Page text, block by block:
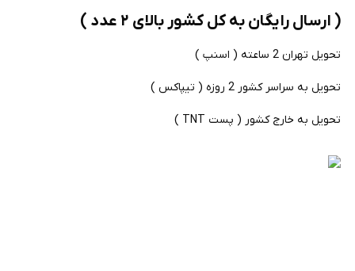
( ارسال رایگان به کل کشور بالای ۲ عدد )
تحویل تهران 2 ساعته ( اسنپ )
تحویل به سراسر کشور 2 روزه ( تیپاکس )
تحویل به خارج کشور ( پست TNT )